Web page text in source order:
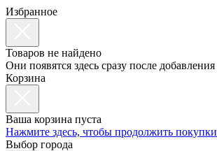
Избранное
Товаров не найдено
Они появятся здесь сразу после добавления
Корзина
Ваша корзина пуста
Нажмите здесь, чтобы продолжить покупки
Выбор города